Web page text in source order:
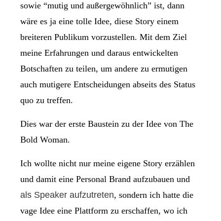
sowie “mutig und außergewöhnlich” ist, dann
wäre es ja eine tolle Idee, diese Story einem
breiteren Publikum vorzustellen. Mit dem Ziel
meine Erfahrungen und daraus entwickelten
Botschaften zu teilen, um andere zu ermutigen
auch mutigere Entscheidungen abseits des Status
quo zu treffen.
Dies war der erste Baustein zu der Idee von The
Bold Woman.
Ich wollte nicht nur meine eigene Story erzählen
und damit eine Personal Brand aufzubauen und
als Speaker aufzutreten, sondern ich hatte die
vage Idee eine Plattform zu erschaffen, wo ich